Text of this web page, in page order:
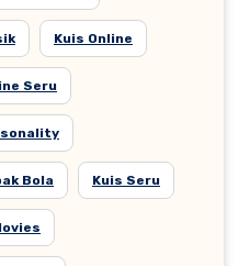
Kuis Online
Seru
Bola Kuis Seru